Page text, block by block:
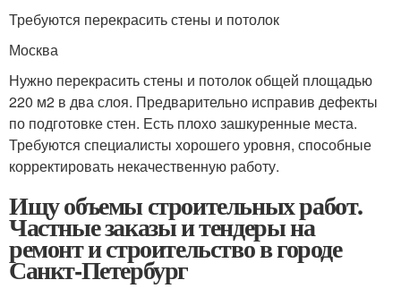
Требуются перекрасить стены и потолок
Москва
Нужно перекрасить стены и потолок общей площадью
220 м2 в два слоя. Предварительно исправив дефекты
по подготовке стен. Есть плохо зашкуренные места.
Требуются специалисты хорошего уровня, способные
корректировать некачественную работу.
Ищу объемы строительных работ.
Частные заказы и тендеры на
ремонт и строительство в городе
Санкт-Петербург